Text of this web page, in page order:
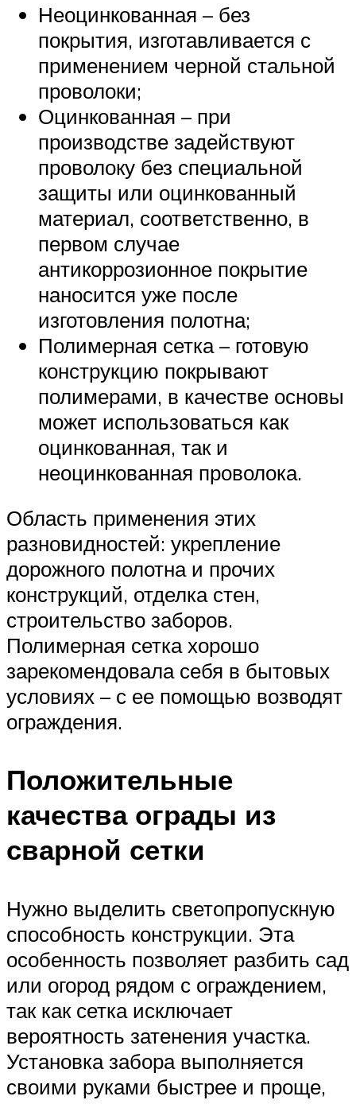
Неоцинкованная – без
покрытия, изготавливается с
применением черной стальной
проволоки;
Оцинкованная – при
производстве задействуют
проволоку без специальной
защиты или оцинкованный
материал, соответственно, в
первом случае
антикоррозионное покрытие
наносится уже после
изготовления полотна;
Полимерная сетка – готовую
конструкцию покрывают
полимерами, в качестве основы
может использоваться как
оцинкованная, так и
неоцинкованная проволока.
Область применения этих
разновидностей: укрепление
дорожного полотна и прочих
конструкций, отделка стен,
строительство заборов.
Полимерная сетка хорошо
зарекомендовала себя в бытовых
условиях – с ее помощью возводят
ограждения.
Положительные
качества ограды из
сварной сетки
Нужно выделить светопропускную
способность конструкции. Эта
особенность позволяет разбить сад
или огород рядом с ограждением,
так как сетка исключает
вероятность затенения участка.
Установка забора выполняется
своими руками быстрее и проще,